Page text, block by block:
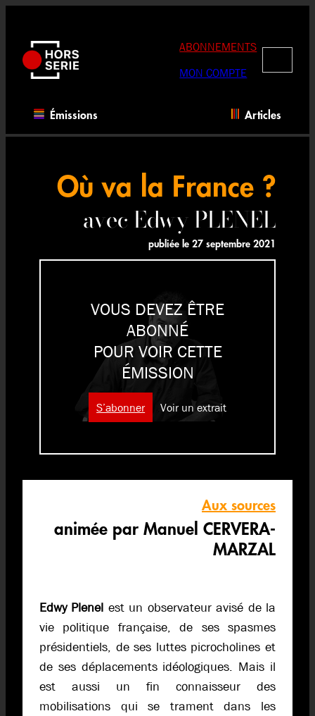
contenu
ABONNEMENTS
MON COMPTE
Émissions Articles
Où va la France ?
avec Edwy PLENEL
publiée le 27 septembre 2021
VOUS DEVEZ ÊTRE
ABONNÉ
POUR VOIR CETTE
ÉMISSION
S’abonner Voir un extrait
Aux sources
animée par Manuel CERVERA-
MARZAL
Edwy Plenel est un observateur avisé de la
vie politique française, de ses spasmes
présidentiels, de ses luttes picrocholines et
de ses déplacements idéologiques. Mais il
est aussi un fin connaisseur des
mobilisations qui se trament dans les